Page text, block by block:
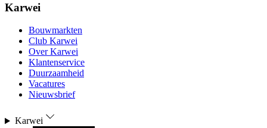
Karwei
Bouwmarkten
Club Karwei
Over Karwei
Klantenservice
Duurzaamheid
Vacatures
Nieuwsbrief
Karwei